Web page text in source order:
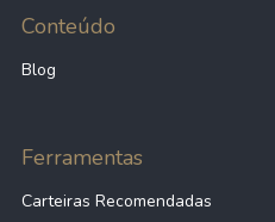
Conteúdo
Blog
Ferramentas
Carteiras Recomendadas